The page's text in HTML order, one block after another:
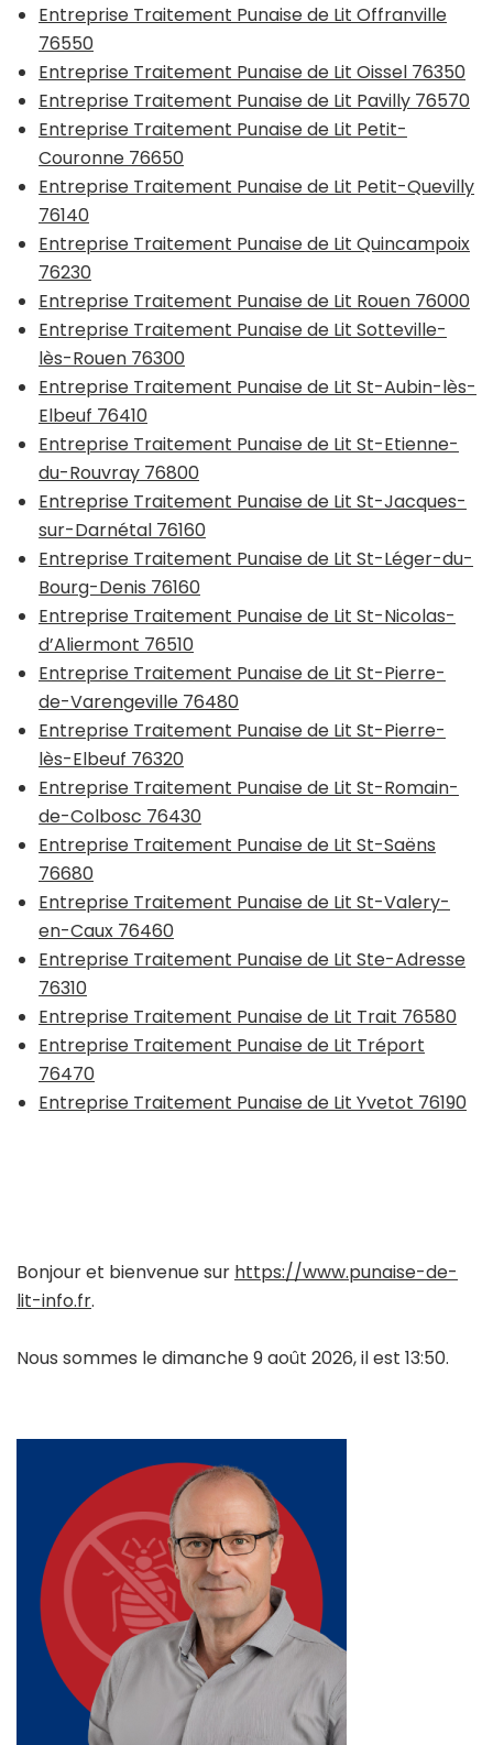
Entreprise Traitement Punaise de Lit Offranville
76550
Entreprise Traitement Punaise de Lit Oissel 76350
Entreprise Traitement Punaise de Lit Pavilly 76570
Entreprise Traitement Punaise de Lit Petit-
Couronne 76650
Entreprise Traitement Punaise de Lit Petit-Quevilly
76140
Entreprise Traitement Punaise de Lit Quincampoix
76230
Entreprise Traitement Punaise de Lit Rouen 76000
Entreprise Traitement Punaise de Lit Sotteville-
lès-Rouen 76300
Entreprise Traitement Punaise de Lit St-Aubin-lès-
Elbeuf 76410
Entreprise Traitement Punaise de Lit St-Etienne-
du-Rouvray 76800
Entreprise Traitement Punaise de Lit St-Jacques-
sur-Darnétal 76160
Entreprise Traitement Punaise de Lit St-Léger-du-
Bourg-Denis 76160
Entreprise Traitement Punaise de Lit St-Nicolas-
d’Aliermont 76510
Entreprise Traitement Punaise de Lit St-Pierre-
de-Varengeville 76480
Entreprise Traitement Punaise de Lit St-Pierre-
lès-Elbeuf 76320
Entreprise Traitement Punaise de Lit St-Romain-
de-Colbosc 76430
Entreprise Traitement Punaise de Lit St-Saëns
76680
Entreprise Traitement Punaise de Lit St-Valery-
en-Caux 76460
Entreprise Traitement Punaise de Lit Ste-Adresse
76310
Entreprise Traitement Punaise de Lit Trait 76580
Entreprise Traitement Punaise de Lit Tréport
76470
Entreprise Traitement Punaise de Lit Yvetot 76190
Bonjour et bienvenue sur https://www.punaise-de-
lit-info.fr.
Nous sommes le dimanche 9 août 2026, il est 13:50.